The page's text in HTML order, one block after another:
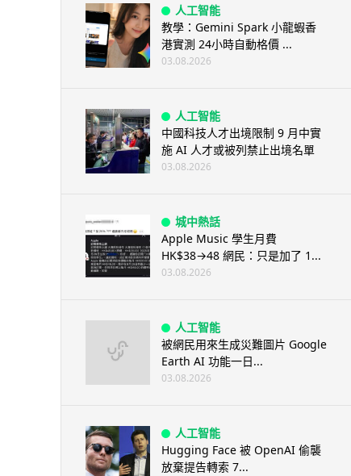
人工智能
教學：Gemini Spark 小龍蝦香
港實測 24小時自動格價 ...
03.08.2026
人工智能
中國科技人才出境限制 9 月中實
施 AI 人才或被列禁止出境名單
03.08.2026
城中熱話
Apple Music 學生月費
HK$38→48 網民：只是加了 1...
03.08.2026
人工智能
被網民用來生成災難圖片 Google
Earth AI 功能一日...
03.08.2026
人工智能
Hugging Face 被 OpenAI 偷襲
放棄提告轉索 7...